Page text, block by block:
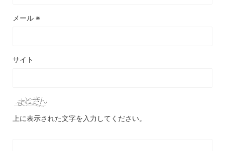
メール ※
サイト
上に表示された文字を入力してください。